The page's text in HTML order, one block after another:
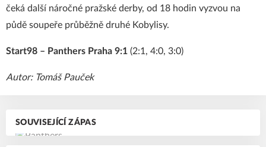
SOUVISEJÍCÍ ZÁPAS
čeká další náročné pražské derby, od 18 hodin vyzvou na
půdě soupeře průběžně druhé Kobylisy.
Start98 – Panthers Praha 9:1 (2:1, 4:0, 3:0)
Autor: Tomáš Pauček